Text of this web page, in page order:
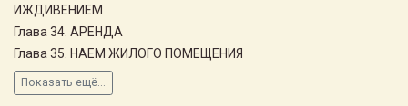
ИЖДИВЕНИЕМ
Глава 34. АРЕНДА
Глава 35. НАЕМ ЖИЛОГО ПОМЕЩЕНИЯ
Показать ещё...